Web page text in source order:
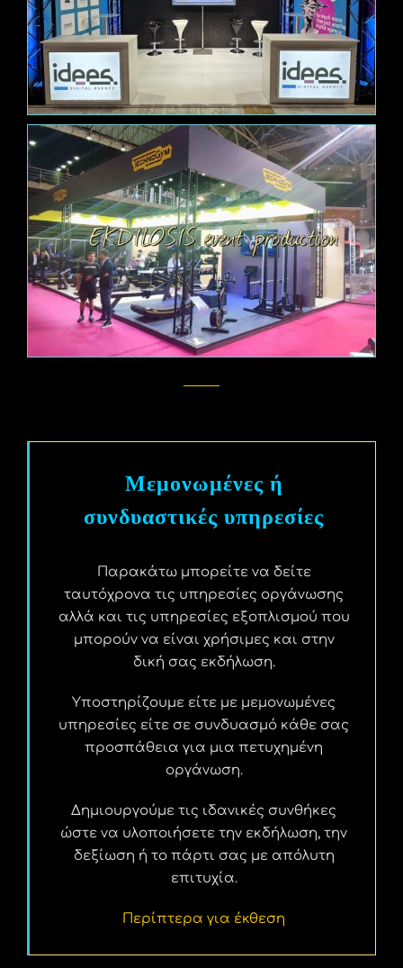
Μεμονωμένες ή
συνδυαστικές υπηρεσίες
Παρακάτω μπορείτε να δείτε
ταυτόχρονα τις υπηρεσίες οργάνωσης
αλλά και τις υπηρεσίες εξοπλισμού που
μπορούν να είναι χρήσιμες και στην
δική σας εκδήλωση.
Υποστηρίζουμε είτε με μεμονωμένες
υπηρεσίες είτε σε συνδυασμό κάθε σας
προσπάθεια για μια πετυχημένη
οργάνωση.
Δημιουργούμε τις ιδανικές συνθήκες
ώστε να υλοποιήσετε την εκδήλωση, την
δεξίωση ή το πάρτι σας με απόλυτη
επιτυχία.
Περίπτερα για έκθεση